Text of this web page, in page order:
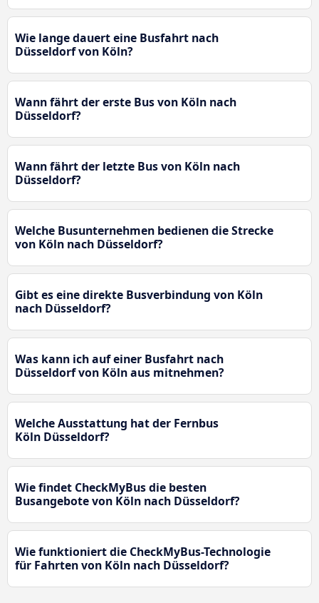
Wie lange dauert eine Busfahrt nach
Düsseldorf von Köln?
Wann fährt der erste Bus von Köln nach
Düsseldorf?
Wann fährt der letzte Bus von Köln nach
Düsseldorf?
Welche Busunternehmen bedienen die Strecke
von Köln nach Düsseldorf?
Gibt es eine direkte Busverbindung von Köln
nach Düsseldorf?
Was kann ich auf einer Busfahrt nach
Düsseldorf von Köln aus mitnehmen?
Welche Ausstattung hat der Fernbus
Köln Düsseldorf?
Wie findet CheckMyBus die besten
Busangebote von Köln nach Düsseldorf?
Wie funktioniert die CheckMyBus-Technologie
für Fahrten von Köln nach Düsseldorf?